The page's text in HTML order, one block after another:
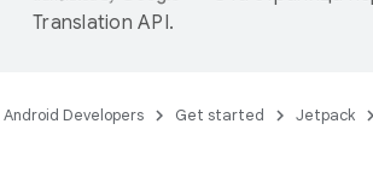
Translation API.
Android Developers Get started Jetpack